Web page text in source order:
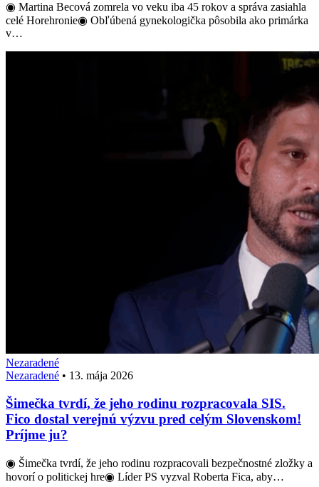
◉ Martina Becová zomrela vo veku iba 45 rokov a správa zasiahla
celé Horehronie◉ Obľúbená gynekologička pôsobila ako primárka
v…
Nezaradené
Nezaradené • 13. mája 2026
Šimečka tvrdí, že jeho rodinu rozpracovala SIS.
Fico dostal verejnú výzvu pred celým Slovenskom!
Príjme ju?
◉ Šimečka tvrdí, že jeho rodinu rozpracovali bezpečnostné zložky a
hovorí o politickej hre◉ Líder PS vyzval Roberta Fica, aby…